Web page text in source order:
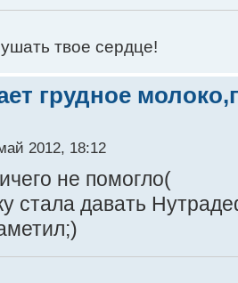
твое сердце!
грудное
2012, 18:12
не помогло(
стала давать